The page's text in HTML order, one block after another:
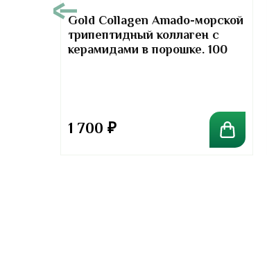
Gold Collagen Amado-морской
трипептидный коллаген с
керамидами в порошке. 100
1 700 ₽